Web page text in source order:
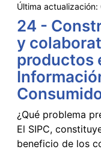
Última actualización:
24 -
y
productos
¿Qué problema
El SIPC,
beneficio de los